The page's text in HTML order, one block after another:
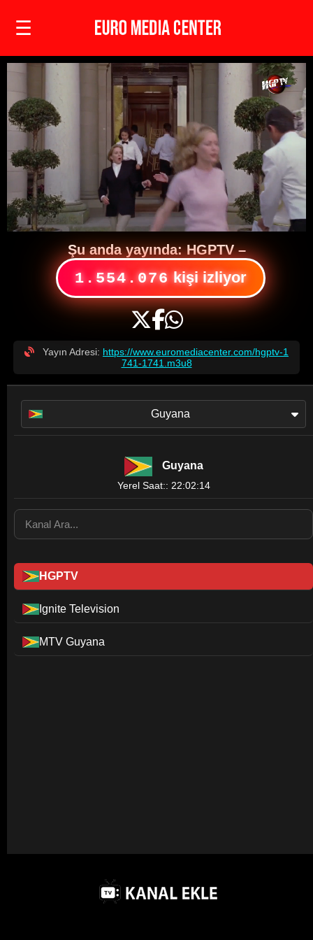
☰
Şu anda yayında:HGPTV–
2.084.668kişi izliyor
Yayın Adresi: https://www.euromediacenter.com/hgptv-1
741-1741.m3u8
Guyana
Guyana
Yerel Saat:: 22:02:14
HGPTV
Ignite Television
MTV Guyana